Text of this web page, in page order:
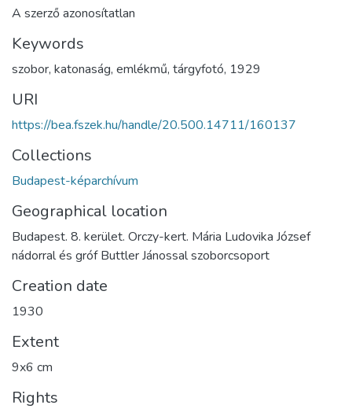
A szerző azonosítatlan
Keywords
szobor, katonaság, emlékmű, tárgyfotó, 1929
URI
https://bea.fszek.hu/handle/20.500.14711/160137
Collections
Budapest-képarchívum
Geographical location
Budapest. 8. kerület. Orczy-kert. Mária Ludovika József
nádorral és gróf Buttler Jánossal szoborcsoport
Creation date
1930
Extent
9x6 cm
Rights